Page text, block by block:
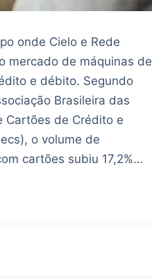
onde Cielo e Rede
mercado de máquinas de
e débito. Segundo
Brasileira das
Cartões de Crédito e
o volume de
cartões subiu 17,2%…